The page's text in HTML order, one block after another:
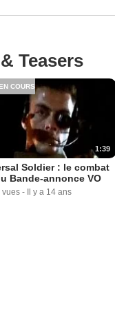
Teasers
1:39
COURS
Soldier : le combat
Bande-annonce VO
vues - Il y a 14 ans